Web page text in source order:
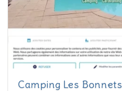
Camping Les Bonnets